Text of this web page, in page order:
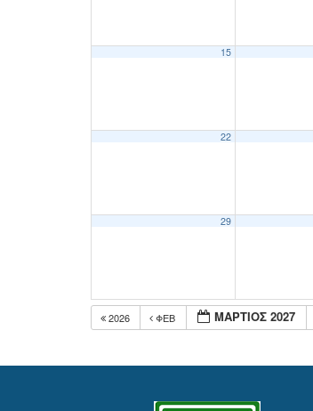
15
22
29
2026 ΦΕΒ ΜΆΡΤΙΟΣ 2027